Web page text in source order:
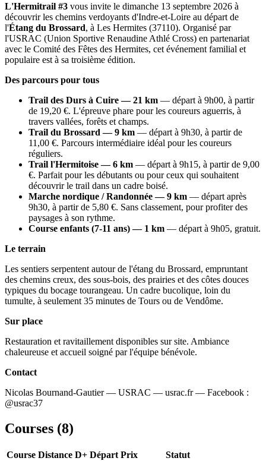
L'Hermitrail #3 vous invite le dimanche 13 septembre 2026 à
découvrir les chemins verdoyants d'Indre-et-Loire au départ de
l'Étang du Brossard, à Les Hermites (37110). Organisé par
l'USRAC (Union Sportive Renaudine Athlé Cross) en partenariat
avec le Comité des Fêtes des Hermites, cet événement familial et
populaire est à sa troisième édition.
Des parcours pour tous
Trail des Durs à Cuire — 21 km — départ à 9h00, à partir
de 19,20 €. L'épreuve phare pour les coureurs aguerris, à
travers vallées, forêts et champs.
Trail du Brossard — 9 km — départ à 9h30, à partir de
11,00 €. Parcours intermédiaire idéal pour les coureurs
réguliers.
Trail l'Hermitoise — 6 km — départ à 9h15, à partir de 9,00
€. Parfait pour les débutants ou pour ceux qui souhaitent
découvrir le trail dans un cadre boisé.
Marche nordique / Randonnée — 9 km — départ après
9h30, à partir de 5,80 €. Sans classement, pour profiter des
paysages à son rythme.
Course enfants (7-11 ans) — 1 km — départ à 9h05, gratuit.
Le terrain
Les sentiers serpentent autour de l'étang du Brossard, empruntant
des chemins creux, des sous-bois, des prairies et des côtes douces
typiques du bocage tourangeau. Un cadre bucolique, loin du
tumulte, à seulement 35 minutes de Tours ou de Vendôme.
Sur place
Restauration et ravitaillement disponibles sur site. Ambiance
chaleureuse et accueil soigné par l'équipe bénévole.
Contact
Nicolas Bournand-Gautier — USRAC — usrac.fr — Facebook :
@usrac37
Courses (8)
Course Distance D+ Départ Prix
Statut